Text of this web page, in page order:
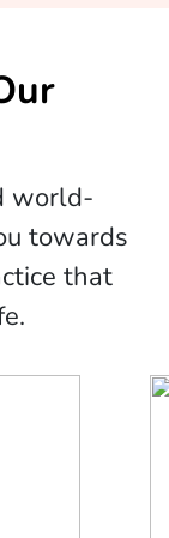
world-
towards
that